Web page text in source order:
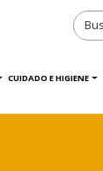
CUIDADO E HIGIENE